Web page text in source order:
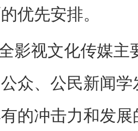
优先安排。
影视文化传媒
众、公民新闻
的冲击力和发